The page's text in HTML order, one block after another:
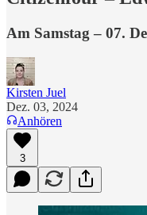
Am Samstag – 07.
Kirsten Juel
Dez. 03, 2024
Anhören
3